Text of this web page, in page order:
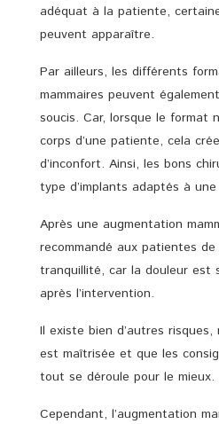
adéquat à la patiente,
peuvent apparaître.
Par ailleurs, les différents
mammaires peuvent
soucis. Car, lorsque le format
corps d’une patiente, cela
d’inconfort. Ainsi, les bons
type d’implants adaptés à
Après une augmentation
recommandé aux patientes
tranquillité, car la douleur est
après l’intervention.
Il existe bien d’autres risques,
est maîtrisée et que les
tout se déroule pour le mieux.
Cependant, l’augmentation